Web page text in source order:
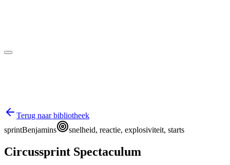
Terug naar bibliotheek
sprintBenjamins snelheid, reactie, explosiviteit, starts
Circussprint Spectaculum